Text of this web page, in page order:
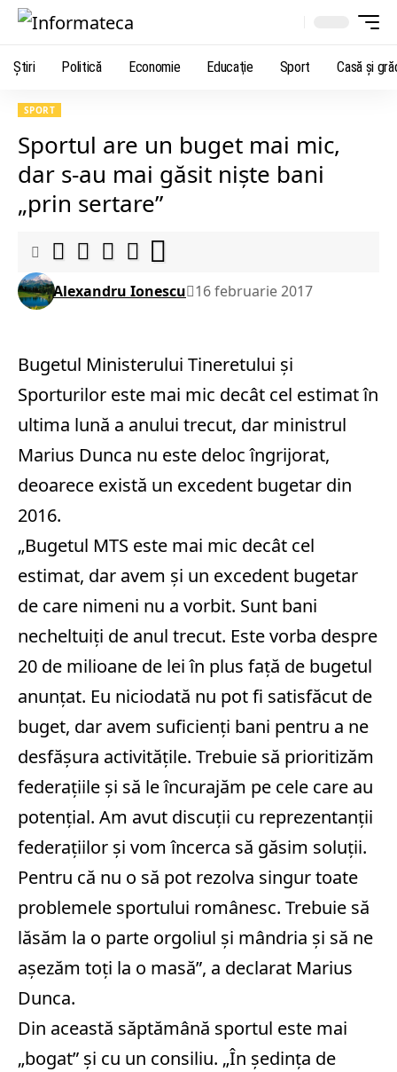
Știri Politică Economie Educaţie Sport Casă şi
SPORT
Sportul are un buget mai mic,
dar s-au mai găsit niște bani
„prin sertare”
Alexandru Ionescu 16 februarie 2017
Bugetul Ministerului Tineretului și
Sporturilor este mai mic decât cel estimat în
ultima lună a anului trecut, dar ministrul
Marius Dunca nu este deloc îngrijorat,
deoarece există un excedent bugetar din
2016.
„Bugetul MTS este mai mic decât cel
estimat, dar avem și un excedent bugetar
de care nimeni nu a vorbit. Sunt bani
necheltuiți de anul trecut. Este vorba despre
20 de milioane de lei în plus față de bugetul
anunțat. Eu niciodată nu pot fi satisfăcut de
buget, dar avem suficienți bani pentru a ne
desfășura activitățile. Trebuie să prioritizăm
federațiile și să le încurajăm pe cele care au
potențial. Am avut discuții cu reprezentanții
federațiilor și vom încerca să găsim soluții.
Pentru că nu o să pot rezolva singur toate
problemele sportului românesc. Trebuie să
lăsăm la o parte orgoliul și mândria și să ne
așezăm toți la o masă”, a declarat Marius
Dunca.
Din această săptămână sportul este mai
„bogat” și cu un consiliu. „În ședința de